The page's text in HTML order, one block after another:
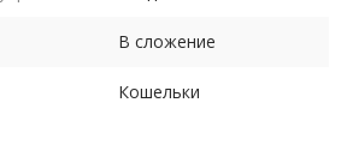
В сложение
Кошельки